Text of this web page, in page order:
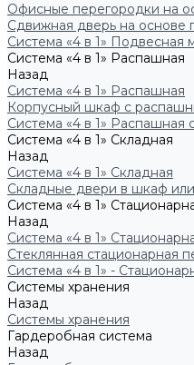
Офисные перегородки на
Сдвижная дверь на основе
Система «4 в 1» Подвесная
Система «4 в 1» Распашная
Назад
Система «4 в 1» Распашная
Корпусный шкаф с
Система «4 в 1» Распашная
Система «4 в 1» Складная
Назад
Система «4 в 1» Складная
Складные двери в шкаф
Система «4 в 1»
Назад
Система «4 в 1»
Стеклянная стационарная
Система «4 в 1» -
Системы хранения
Назад
Системы хранения
Гардеробная система
Назад